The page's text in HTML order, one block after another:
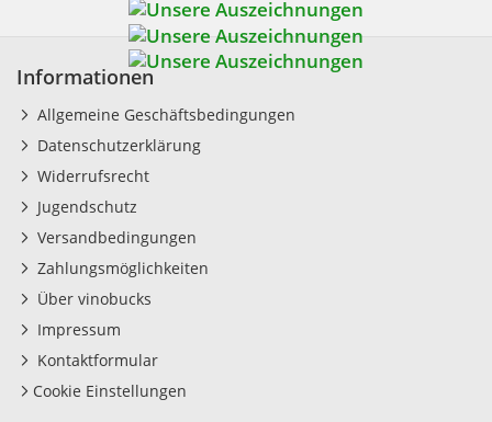
Informationen
Allgemeine Geschäftsbedingungen
Datenschutzerklärung
Widerrufsrecht
Jugendschutz
Versandbedingungen
Zahlungsmöglichkeiten
Über vinobucks
Impressum
Kontaktformular
Cookie Einstellungen